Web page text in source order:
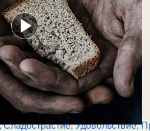
Сладострастие,Удовольствие,